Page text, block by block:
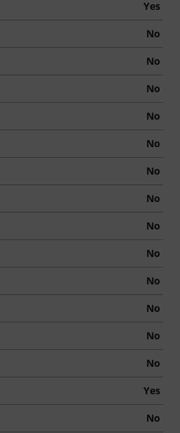
Yes
No
No
No
No
No
No
No
No
No
No
No
No
No
Yes
No